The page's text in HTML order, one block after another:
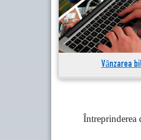
Vânzarea
Întreprinderea